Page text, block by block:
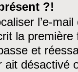
?!
l’e-
la première
et
ait désactivé